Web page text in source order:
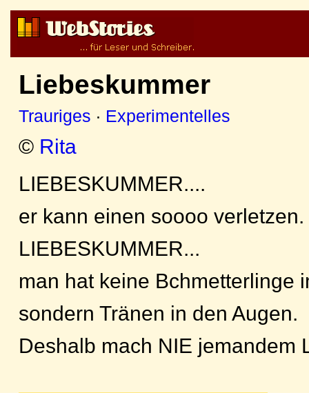
Liebeskummer
Trauriges · Experimentelles
© Rita
LIEBESKUMMER....
er kann einen soooo verletzen.
LIEBESKUMMER...
man hat keine Bchmetterlinge
sondern Tränen in den Augen.
Deshalb mach NIE jemandem